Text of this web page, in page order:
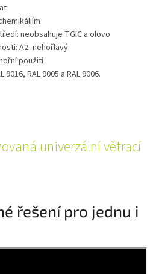
neobsahuje TGIC a olovo
A2- nehořlavý
použití
RAL 9005 a RAL 9006.
univerzální větrací
řešení pro jednu i